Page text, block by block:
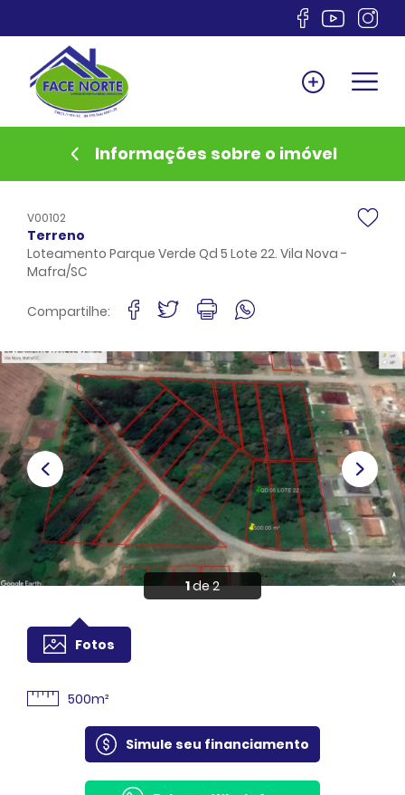
Home
Venda
Lançamentos
Documentos
Sobre
Contato
Favoritos
Anuncie
Sou Cliente
Informações sobre o imóvel
V00102
Terreno
Loteamento Parque Verde Qd 5 Lote 22. Vila Nova -
Mafra/SC
Compartilhe:
1de 2
Fotos
500m²
Simule seu financiamento